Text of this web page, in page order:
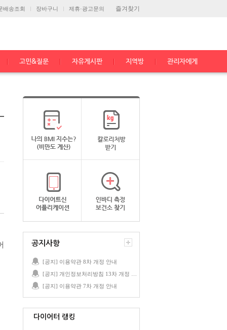
즐겨찾기
배송조회 장바구니 제휴·광고문의
고민&질문 자유게시판 지역방 관리자에게
공지사항
[공지] 이용약관 8차 개정 안내
[공지] 이용약관 7차 개정 안내
다이어터 랭킹